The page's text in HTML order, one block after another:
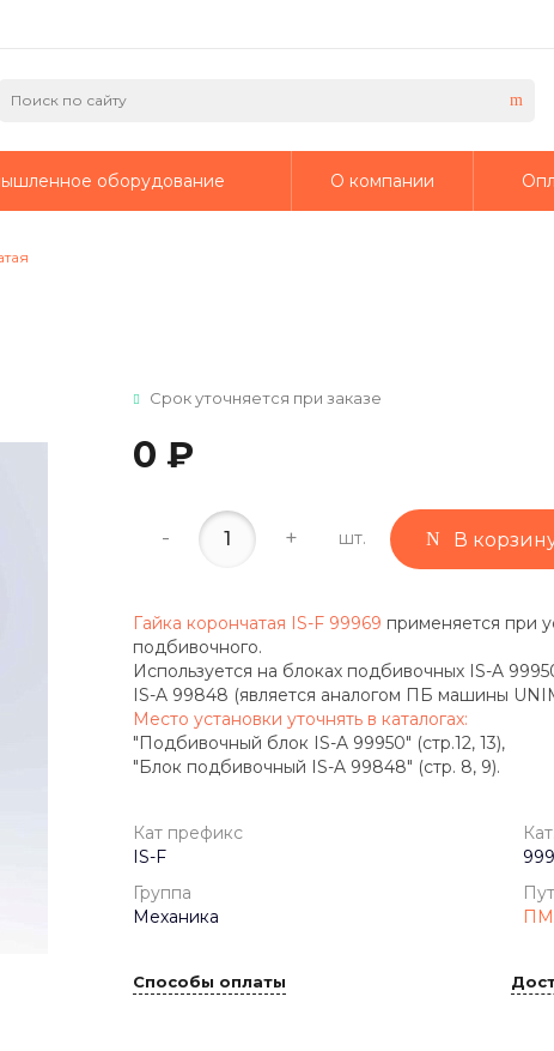
оборудование О компании
Срок уточняется при заказе
0 ₽
- + шт. В
Гайка корончатая IS-F 99969 применяется при
подбивочного.
Используется на блоках подбивочных IS-A
IS-A 99848 (является аналогом ПБ машины
Место установки уточнять в каталогах:
"Подбивочный блок IS-A 99950" (стр.12, 13),
"Блок подбивочный IS-A 99848" (стр. 8, 9).
Кат префикс
IS-F
Группа
Механика
Способы оплаты